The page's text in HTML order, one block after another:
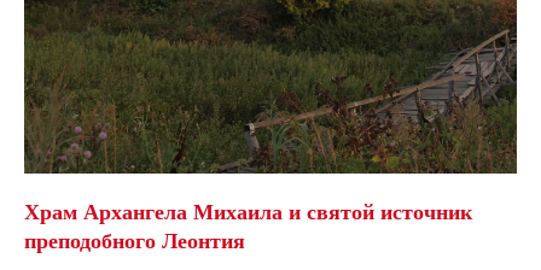
Храм Архангела Михаила и святой источник
преподобного Леонтия